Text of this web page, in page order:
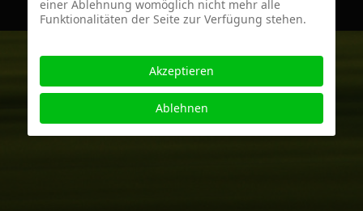
einer Ablehnung womöglich nicht mehr alle
Funktionalitäten der Seite zur Verfügung stehen.
Akzeptieren
Ablehnen